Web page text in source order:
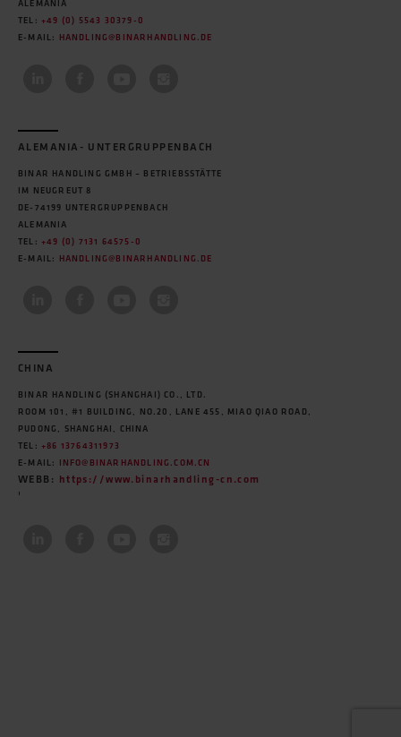
ALEMANIA
TEL: +49 (0) 5543 30379-0
E-MAIL:
HANDLING@BINARHANDLING.DE
ALEMANIA- UNTERGRUPPENBACH
BINAR HANDLING GMBH – BETRIEBSSTÄTTE
IM NEUGREUT 8
DE-74199 UNTERGRUPPENBACH
ALEMANIA
TEL: +49 (0) 7131 64575-0
E-MAIL:
HANDLING@BINARHANDLING.DE
CHINA
BINAR HANDLING (SHANGHAI) CO., LTD.
ROOM 101, #1 BUILDING, NO.20, LANE 455, MIAO QIAO ROAD,
PUDONG, SHANGHAI, CHINA
TEL: +86 13764311973
E-MAIL:
INFO@BINARHANDLING.COM.CN
WEBB: https://www.binarhandling-cn.com
'